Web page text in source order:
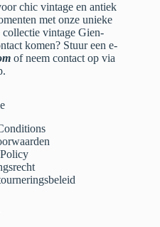
chic vintage en antiek
met onze unieke
collectie vintage Gien-
komen? Stuur een e-
of neem contact op via